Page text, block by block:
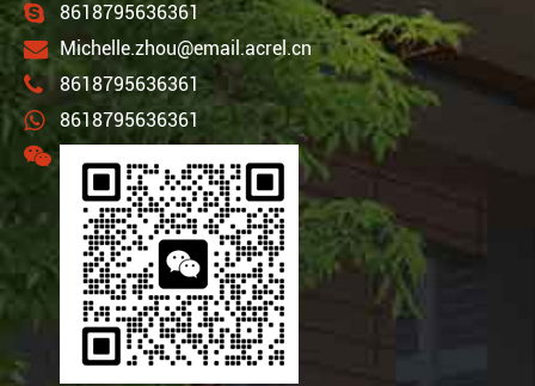
8618795636361
Michelle.zhou@email.acrel.cn
8618795636361
8618795636361